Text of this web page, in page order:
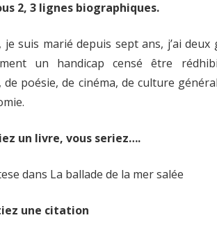
2, 3 lignes biographiques.
je suis marié depuis sept ans, j’ai
un handicap censé être
poésie, de cinéma, de culture
un livre, vous seriez….
dans La ballade de la mer salée
une citation